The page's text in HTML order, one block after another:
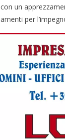
un
per